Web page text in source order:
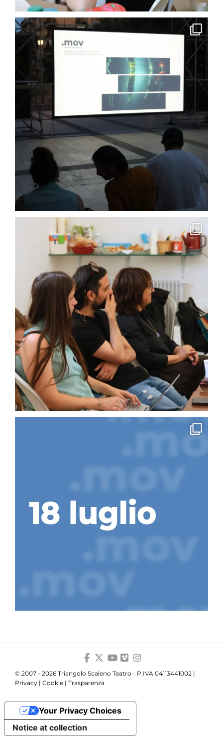
© 2007 - 2026 Triangolo Scaleno Teatro - P.IVA 04113441002 |
Privacy | Cookie | Trasparenza
Notice at collection
Your Privacy Choices